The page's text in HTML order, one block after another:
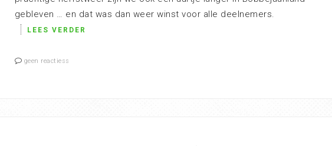
gebleven … en dat was dan weer winst voor alle deelnemers.
LEES VERDER
geen reactiess